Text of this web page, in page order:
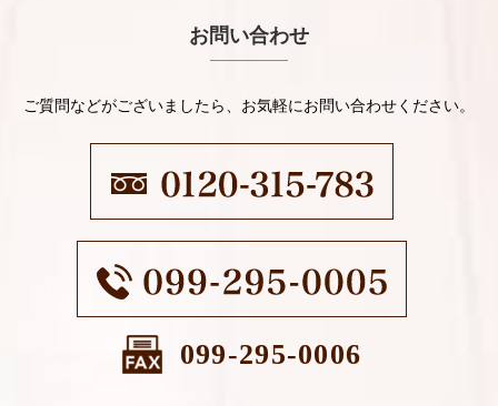
お問い合わせ
ご質問などがございましたら、お気軽にお問い合わせください。
099-295-0006